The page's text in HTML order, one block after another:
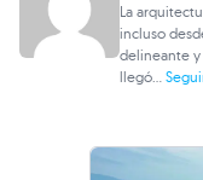
La
incluso
delineante y
llegó...